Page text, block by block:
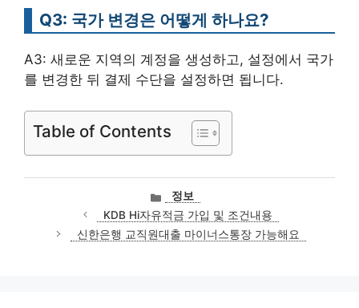
Q3: 국가 변경은 어떻게 하나요?
A3: 새로운 지역의 계정을 생성하고, 설정에서 국가
를 변경한 뒤 결제 수단을 설정하면 됩니다.
Table of Contents
카
테
고
리
정보
KDB Hi자유적금 가입 및 조건내용
신한은행 교직원대출 마이너스통장 가능해요